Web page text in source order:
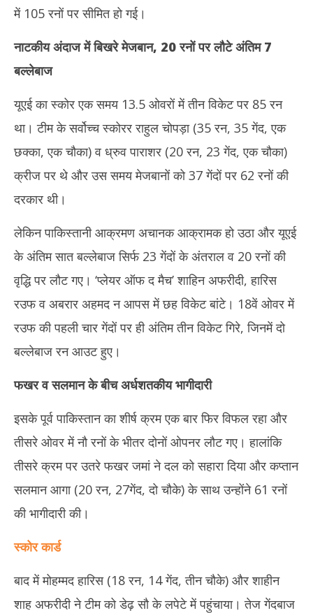
में 105 रनों पर सीमित हो गई।
नाटकीय अंदाज में बिखरे मेजबान, 20 रनों पर लौटे अंतिम 7
बल्लेबाज
यूएई का स्कोर एक समय 13.5 ओवरों में तीन विकेट पर 85 रन
था। टीम के सर्वोच्च स्कोरर राहुल चोपड़ा (35 रन, 35 गेंद, एक
छक्का, एक चौका) व ध्रुव पाराशर (20 रन, 23 गेंद, एक चौका)
क्रीज पर थे और उस समय मेजबानों को 37 गेंदों पर 62 रनों की
दरकार थी।
लेकिन पाकिस्तानी आक्रमण अचानक आक्रामक हो उठा और यूएई
के अंतिम सात बल्लेबाज सिर्फ 23 गेंदों के अंतराल व 20 रनों की
वृद्धि पर लौट गए। ‘प्लेयर ऑफ द मैच’ शाहिन अफरीदी, हारिस
रउफ व अबरार अहमद न आपस में छह विकेट बांटे। 18वें ओवर में
रउफ की पहली चार गेंदों पर ही अंतिम तीन विकेट गिरे, जिनमें दो
बल्लेबाज रन आउट हुए।
फखर व सलमान के बीच अर्धशतकीय भागीदारी
इसके पूर्व पाकिस्तान का शीर्ष क्रम एक बार फिर विफल रहा और
तीसरे ओवर में नौ रनों के भीतर दोनों ओपनर लौट गए। हालांकि
तीसरे क्रम पर उतरे फखर जमां ने दल को सहारा दिया और कप्तान
सलमान आगा (20 रन, 27गेंद, दो चौके) के साथ उन्होंने 61 रनों
की भागीदारी की।
स्कोर कार्ड
बाद में मोहम्मद हारिस (18 रन, 14 गेंद, तीन चौके) और शाहीन
शाह अफरीदी ने टीम को डेढ़ सौ के लपेटे में पहुंचाया। तेज गेंदबाज